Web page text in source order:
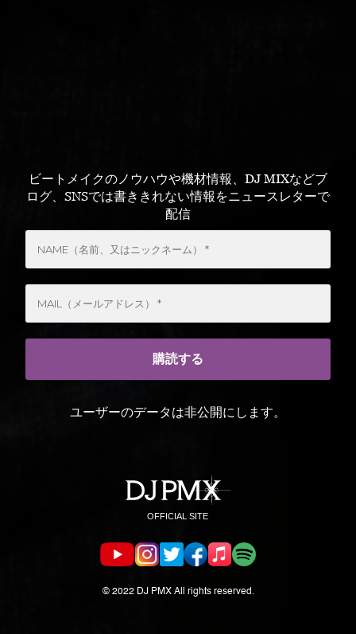
ビートメイクのノウハウや機材情報、DJ MIXなどブ
ログ、SNSでは書ききれない情報をニュースレターで
配信
ユーザーのデータは非公開にします。
© 2022 DJ PMX All rights reserved.